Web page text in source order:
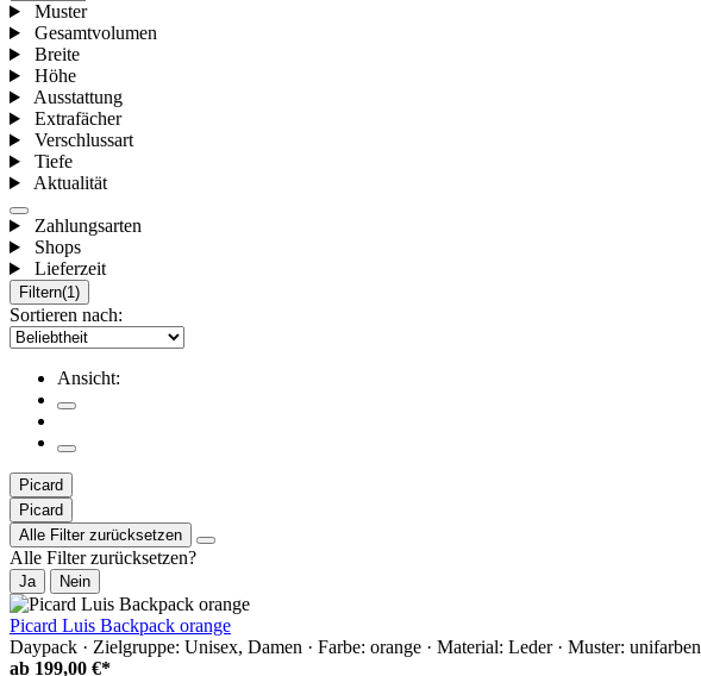
Muster
Gesamtvolumen
Breite
Höhe
Ausstattung
Extrafächer
Verschlussart
Tiefe
Aktualität
Zahlungsarten
Shops
Lieferzeit
Filtern(1)
Sortieren nach:
Ansicht:
Picard
Picard
Alle Filter zurücksetzen
Alle Filter zurücksetzen?
Ja Nein
Picard Luis Backpack orange
Daypack · Zielgruppe: Unisex, Damen · Farbe: orange · Material: Leder · Muster: unifarben
ab 199,00 €*